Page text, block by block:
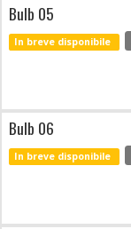
Bulb 05
In breve disponibile
Bulb 06
In breve disponibile